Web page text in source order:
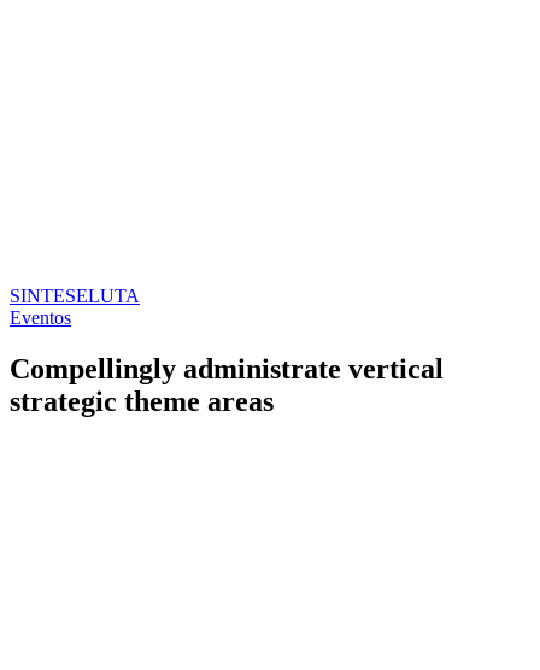
SINTESELUTA
Eventos
Compellingly administrate vertical
strategic theme areas